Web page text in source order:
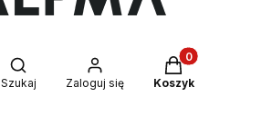
Otwórz wyszukiwarkę
Szukaj Zaloguj się
Produkty w
Koszyk